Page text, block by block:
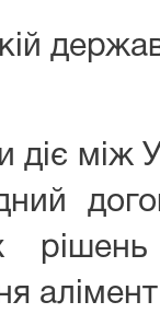
діє між